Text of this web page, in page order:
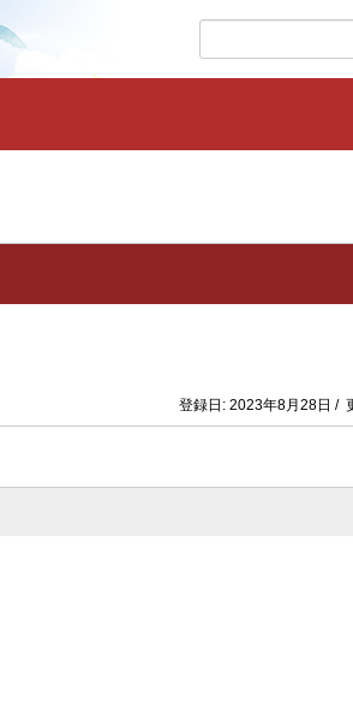
登録日: 2023年8月28日 /